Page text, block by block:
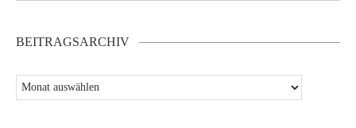
BEITRAGSARCHIV